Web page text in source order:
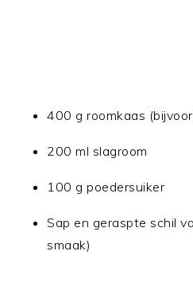
400 g roomkaas
200 ml slagroom
100 g poedersuiker
Sap en geraspte schil
smaak)